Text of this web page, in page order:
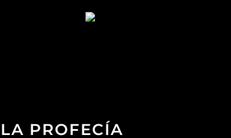
PROFECÍA